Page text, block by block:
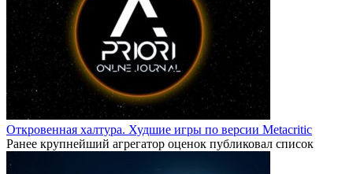
Откровенная халтура. Худшие игры по версии Metacritic
Ранее крупнейший агрегатор оценок публиковал список